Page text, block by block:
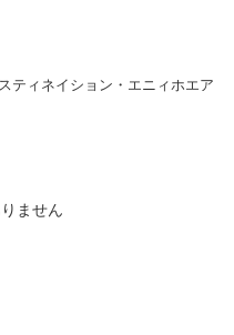
ティネイション・エニィホエア
ません